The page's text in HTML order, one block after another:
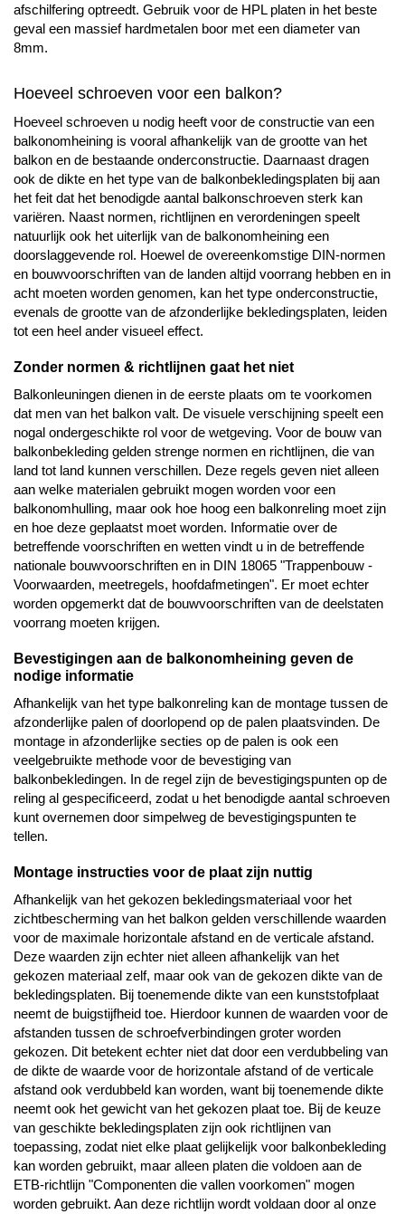
afschilfering optreedt. Gebruik voor de HPL platen in het beste
geval een massief hardmetalen boor met een diameter van
8mm.
Hoeveel schroeven voor een balkon?
Hoeveel schroeven u nodig heeft voor de constructie van een
balkonomheining is vooral afhankelijk van de grootte van het
balkon en de bestaande onderconstructie. Daarnaast dragen
ook de dikte en het type van de balkonbekledingsplaten bij aan
het feit dat het benodigde aantal balkonschroeven sterk kan
variëren. Naast normen, richtlijnen en verordeningen speelt
natuurlijk ook het uiterlijk van de balkonomheining een
doorslaggevende rol. Hoewel de overeenkomstige DIN-normen
en bouwvoorschriften van de landen altijd voorrang hebben en in
acht moeten worden genomen, kan het type onderconstructie,
evenals de grootte van de afzonderlijke bekledingsplaten, leiden
tot een heel ander visueel effect.
Zonder normen & richtlijnen gaat het niet
Balkonleuningen dienen in de eerste plaats om te voorkomen
dat men van het balkon valt. De visuele verschijning speelt een
nogal ondergeschikte rol voor de wetgeving. Voor de bouw van
balkonbekleding gelden strenge normen en richtlijnen, die van
land tot land kunnen verschillen. Deze regels geven niet alleen
aan welke materialen gebruikt mogen worden voor een
balkonomhulling, maar ook hoe hoog een balkonreling moet zijn
en hoe deze geplaatst moet worden. Informatie over de
betreffende voorschriften en wetten vindt u in de betreffende
nationale bouwvoorschriften en in DIN 18065 "Trappenbouw -
Voorwaarden, meetregels, hoofdafmetingen". Er moet echter
worden opgemerkt dat de bouwvoorschriften van de deelstaten
voorrang moeten krijgen.
Bevestigingen aan de balkonomheining geven de
nodige informatie
Afhankelijk van het type balkonreling kan de montage tussen de
afzonderlijke palen of doorlopend op de palen plaatsvinden. De
montage in afzonderlijke secties op de palen is ook een
veelgebruikte methode voor de bevestiging van
balkonbekledingen. In de regel zijn de bevestigingspunten op de
reling al gespecificeerd, zodat u het benodigde aantal schroeven
kunt overnemen door simpelweg de bevestigingspunten te
tellen.
Montage instructies voor de plaat zijn nuttig
Afhankelijk van het gekozen bekledingsmateriaal voor het
zichtbescherming van het balkon gelden verschillende waarden
voor de maximale horizontale afstand en de verticale afstand.
Deze waarden zijn echter niet alleen afhankelijk van het
gekozen materiaal zelf, maar ook van de gekozen dikte van de
bekledingsplaten. Bij toenemende dikte van een kunststofplaat
neemt de buigstijfheid toe. Hierdoor kunnen de waarden voor de
afstanden tussen de schroefverbindingen groter worden
gekozen. Dit betekent echter niet dat door een verdubbeling van
de dikte de waarde voor de horizontale afstand of de verticale
afstand ook verdubbeld kan worden, want bij toenemende dikte
neemt ook het gewicht van het gekozen plaat toe. Bij de keuze
van geschikte bekledingsplaten zijn ook richtlijnen van
toepassing, zodat niet elke plaat gelijkelijk voor balkonbekleding
kan worden gebruikt, maar alleen platen die voldoen aan de
ETB-richtlijn "Componenten die vallen voorkomen" mogen
worden gebruikt. Aan deze richtlijn wordt voldaan door al onze